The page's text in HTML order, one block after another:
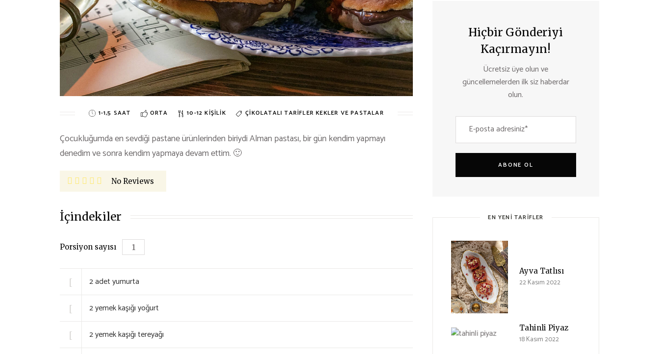
1-1,5 SAAT ORTA 10-12 KIŞILIK ÇIKOLATALI TARIFLERKEKLER VE PASTALAR
Çocukluğumda en sevdiği pastane ürünlerinden biriydi Alman pastası, bir gün kendim yapmayı
denedim ve sonra kendim yapmaya devam ettim. 🙂
No Reviews
İçindekiler
Porsiyon sayısı
2adet yumurta
2yemek kaşığı yoğurt
2yemek kaşığı tereyağı
Hiçbir Gönderiyi
Kaçırmayın!
Ücretsiz üye olun ve
güncellemelerden ilk siz haberdar
olun.
ABONE OL
EN YENI TARIFLER
Ayva Tatlısı
22 Kasım 2022
Tahinli Piyaz
18 Kasım 2022